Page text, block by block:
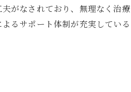
な口腔環境を整える方法
ための矯正治療の重要性
康的な歯並びの整え方
夫がなされており、無理なく治
よるサポート体制が充実してい